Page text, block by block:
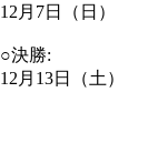
12月7日（日）
○決勝:
12月13日（土）